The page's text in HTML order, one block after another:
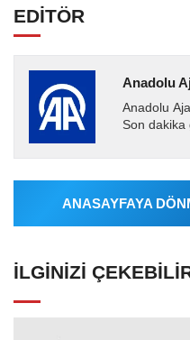
EDİTÖR
Anadolu
Anadolu
Son dakika
Ajansı
ANASAYFAYA
İLGINIZI